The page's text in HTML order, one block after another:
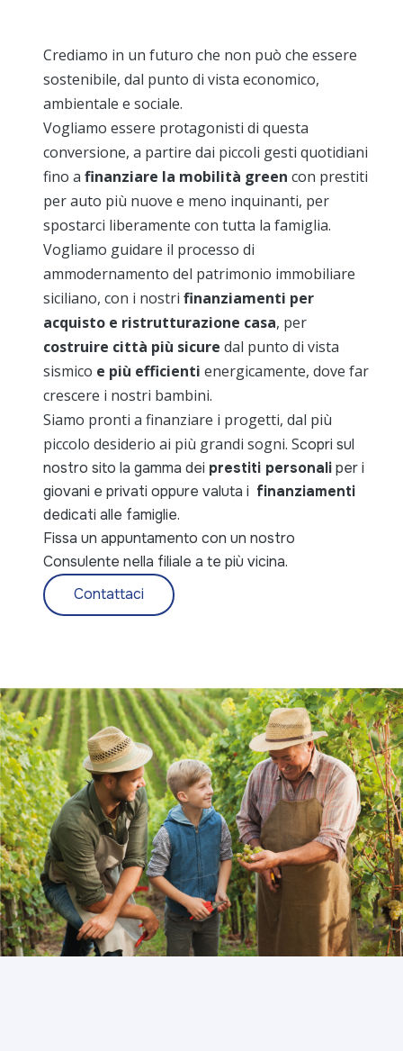
Crediamo in un futuro che non può che essere
sostenibile, dal punto di vista economico,
ambientale e sociale.
Vogliamo essere protagonisti di questa
conversione, a partire dai piccoli gesti quotidiani
fino a finanziare la mobilità green con prestiti
per auto più nuove e meno inquinanti, per
spostarci liberamente con tutta la famiglia.
Vogliamo guidare il processo di
ammodernamento del patrimonio immobiliare
siciliano, con i nostri finanziamenti per
acquisto e ristrutturazione casa, per
costruire città più sicure dal punto di vista
sismico e più efficienti energicamente, dove far
crescere i nostri bambini.
Siamo pronti a finanziare i progetti, dal più
piccolo desiderio ai più grandi sogni. Scopri sul
nostro sito la gamma dei prestiti personaliper i
giovani e privati oppure valuta i finanziamenti
dedicati alle famiglie.
Fissa un appuntamento con un nostro
Consulente nella filiale a te più vicina.
Contattaci